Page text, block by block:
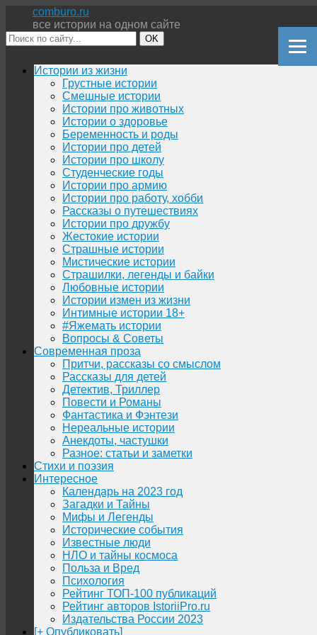
comburo.ru
все истории на одном сайте
OK
Перейти
содержимому
Истории из жизни
Грустные истории
Смешные истории
Истории про животных
Истории о здоровье
Беременность и роды
Истории про детей
Истории про школу
Студенческие годы
Истории про армию
Истории про работу, хобби
Рассказы о путешествиях
Истории про дружбу
Жестокие истории
Страшные истории
Мистические истории
Страшилки, легенды и байки
Любовные истории
Истории измен из жизни
Интимные истории 18+
#Яжемать истории
Вопросы & Советы
Современная проза
Притчи, рассказы со смыслом
Рассказы для детей
Детектив, Триллер
Повести и Романы
Фантастика и Фэнтези
Нереальные истории
Анекдоты, частушки
Разное: статьи и заметки
Стихи и поэзия
Интересное
Календарь на 2023 год
Загадки и Тайны
Мифы и Легенды
Исторические события
Известные люди
НЛО и тайны космоса
Польза и Вред
Психология
Рейтинг ТОП-100 публикаций
Рейтинг авторов IstoriiPro.ru
Издательства России 2023
[+ Опубликовать]